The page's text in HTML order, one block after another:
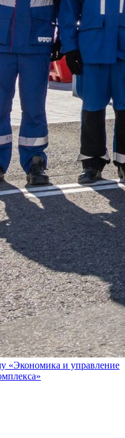
«Экономика и управление